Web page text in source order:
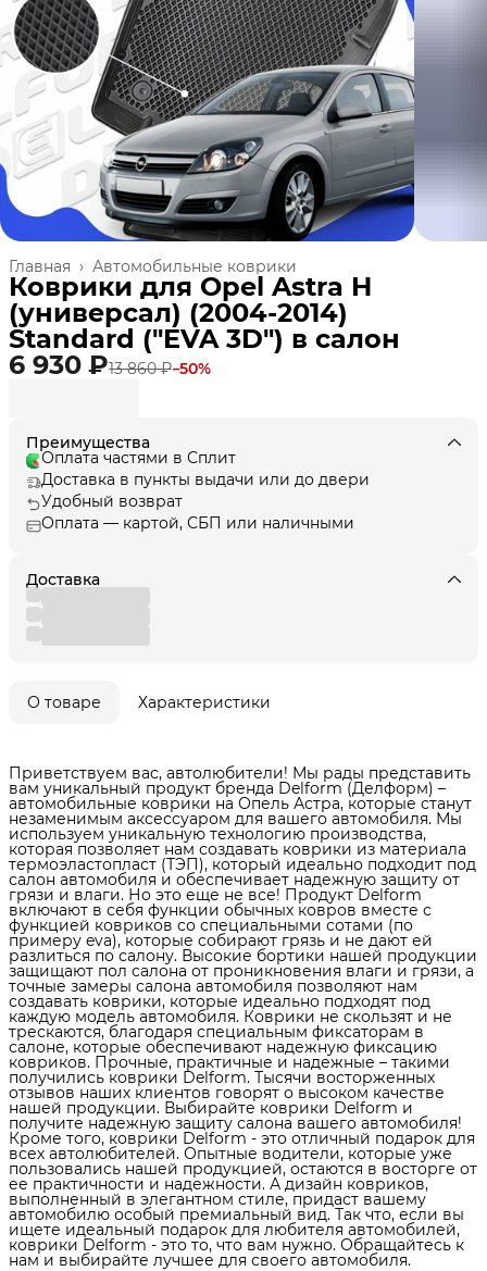
Автомобильные коврики
Главная ›
Коврики для Opel Astra H
(универсал) (2004-2014)
Standard ("EVA 3D") в cалон
6 930 ₽13 860 ₽−50%
Преимущества
Оплата частями в Сплит
Доставка в пункты выдачи или до двери
Удобный возврат
Оплата — картой, СБП или наличными
Доставка
О товаре Характеристики
Приветствуем вас, автолюбители! Мы рады представить
вам уникальный продукт бренда Delform (Делформ) –
автомобильные коврики на Опель Астра, которые станут
незаменимым аксессуаром для вашего автомобиля. Мы
используем уникальную технологию производства,
которая позволяет нам создавать коврики из материала
термоэластопласт (ТЭП), который идеально подходит под
салон автомобиля и обеспечивает надежную защиту от
грязи и влаги. Но это еще не все! Продукт Delform
включают в себя функции обычных ковров вместе с
функцией ковриков со специальными сотами (по
примеру eva), которые собирают грязь и не дают ей
разлиться по салону. Высокие бортики нашей продукции
защищают пол салона от проникновения влаги и грязи, а
точные замеры салона автомобиля позволяют нам
создавать коврики, которые идеально подходят под
каждую модель автомобиля. Коврики не скользят и не
трескаются, благодаря специальным фиксаторам в
салоне, которые обеспечивают надежную фиксацию
ковриков. Прочные, практичные и надежные – такими
получились коврики Delform. Тысячи восторженных
отзывов наших клиентов говорят о высоком качестве
нашей продукции. Выбирайте коврики Delform и
получите надежную защиту салона вашего автомобиля!
Кроме того, коврики Delform - это отличный подарок для
всех автолюбителей. Опытные водители, которые уже
пользовались нашей продукцией, остаются в восторге от
ее практичности и надежности. А дизайн ковриков,
выполненный в элегантном стиле, придаст вашему
автомобилю особый премиальный вид. Так что, если вы
ищете идеальный подарок для любителя автомобилей,
коврики Delform - это то, что вам нужно. Обращайтесь к
нам и выбирайте лучшее для своего автомобиля.